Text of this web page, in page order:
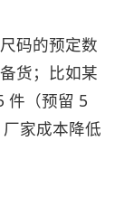
码的预定数
货；比如某
件（预留 5
家成本降低